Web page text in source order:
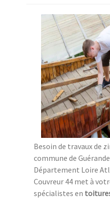
Besoin de travaux de
commune de
Département Loire
Couvreur 44 met à
spécialistes en